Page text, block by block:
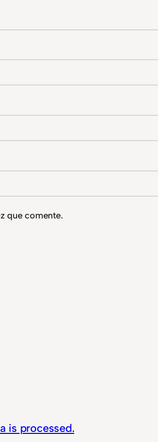
que comente.
is processed.